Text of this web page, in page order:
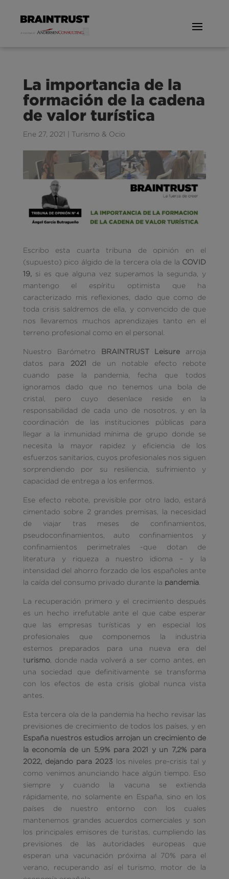
La importancia de la
formación de la cadena
de valor turística
Ene 27, 2021 Turismo & Ocio
Escribo esta cuarta tribuna de opinión en el
(supuesto) pico álgido de la tercera ola de la COVID
19,si es que alguna vez superamos la segunda, y
mantengo el espíritu optimista que ha
caracterizado mis reflexiones, dado que como de
toda crisis saldremos de ella, y convencido de que
nos llevaremos muchos aprendizajes tanto en el
terreno profesional como en el personal.
Nuestro Barómetro BRAINTRUST Leisure arroja
datos para 2021 de un notable efecto rebote
cuando pase la pandemia, fecha que todos
ignoramos dado que no tenemos una bola de
cristal, pero cuyo desenlace reside en la
responsabilidad de cada uno de nosotros, y en la
coordinación de las instituciones públicas para
llegar a la inmunidad mínima de grupo donde se
necesita la mayor rapidez y eficiencia de los
esfuerzos sanitarios, cuyos profesionales nos siguen
sorprendiendo por su resiliencia, sufrimiento y
capacidad de entrega a los enfermos.
Ese efecto rebote, previsible por otro lado, estará
cimentado sobre 2 grandes premisas, la necesidad
de viajar tras meses de confinamientos,
pseudoconfinamientos, auto confinamientos y
confinamientos perimetrales -que dotan de
literatura y riqueza a nuestro idioma – y la
intensidad del ahorro forzado de los españoles ante
la caída del consumo privado durante la pandemia.
La recuperación primero y el crecimiento después
es un hecho irrefutable ante el que cabe esperar
que las empresas turísticas y en especial los
profesionales que componemos la industria
estemos preparados para una nueva era del
turismo, donde nada volverá a ser como antes, en
una sociedad que definitivamente se transforma
con los efectos de esta crisis global nunca vista
antes.
Esta tercera ola de la pandemia ha hecho revisar las
previsiones de crecimiento de todos los países, y en
España nuestros estudios arrojan un crecimiento de
la economía de un 5,9% para 2021 y un 7,2% para
2022, dejando para 2023 los niveles pre-crisis tal y
como venimos anunciando hace algún tiempo. Eso
siempre y cuando la vacuna se extienda
rápidamente, no solamente en España, sino en los
países de nuestro entorno con los cuales
mantenemos grandes acuerdos comerciales y son
los principales emisores de turistas, cumpliendo las
previsiones de las autoridades europeas que
esperan una vacunación próxima al 70% para el
verano, recuperando así el turismo, motor de la